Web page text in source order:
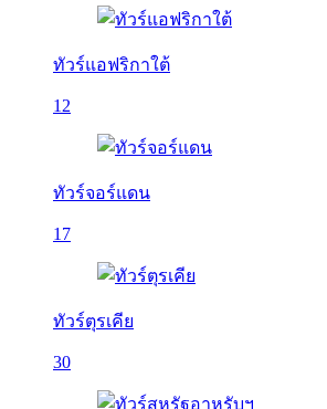
ทัวร์แอฟริกาใต้
12
ทัวร์จอร์แดน
17
ทัวร์ตุรเคีย
30